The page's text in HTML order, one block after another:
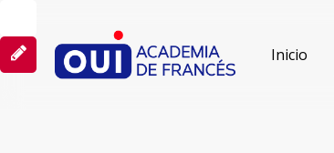
to
main
Inicio